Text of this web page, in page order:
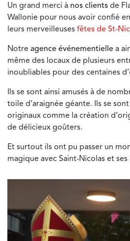
Un grand merci à nos clients de
Wallonie pour nous avoir confié
leurs merveilleuses fêtes de St-
Notre agence événementielle a
même des locaux de plusieurs
inoubliables pour des centaines
Ils se sont ainsi amusés à de
toile d’araignée géante. Ils se
originaux comme la création
de délicieux goûters.
Et surtout ils ont pu passer un
magique avec Saint-Nicolas et ses